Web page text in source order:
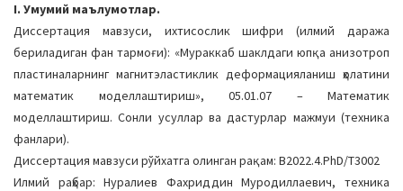
g
a
t
i
o
n
I. Умумий маълумотлар.
Диссертация мавзуси, ихтисослик шифри (илмий даража
бериладиган фан тармоғи): «Мураккаб шаклдаги юпқа анизотроп
пластиналарнинг магнитэластиклик деформацияланиш ҳолатини
математик моделлаштириш», 05.01.07 – Математик
моделлаштириш. Сонли усуллар ва дастурлар мажмуи (техника
фанлари).
Диссертация мавзуси рўйхатга олинган рақам: B2022.4.PhD/T3002
Илмий раҳбар: Нуралиев Фахриддин Муродиллаевич, техника